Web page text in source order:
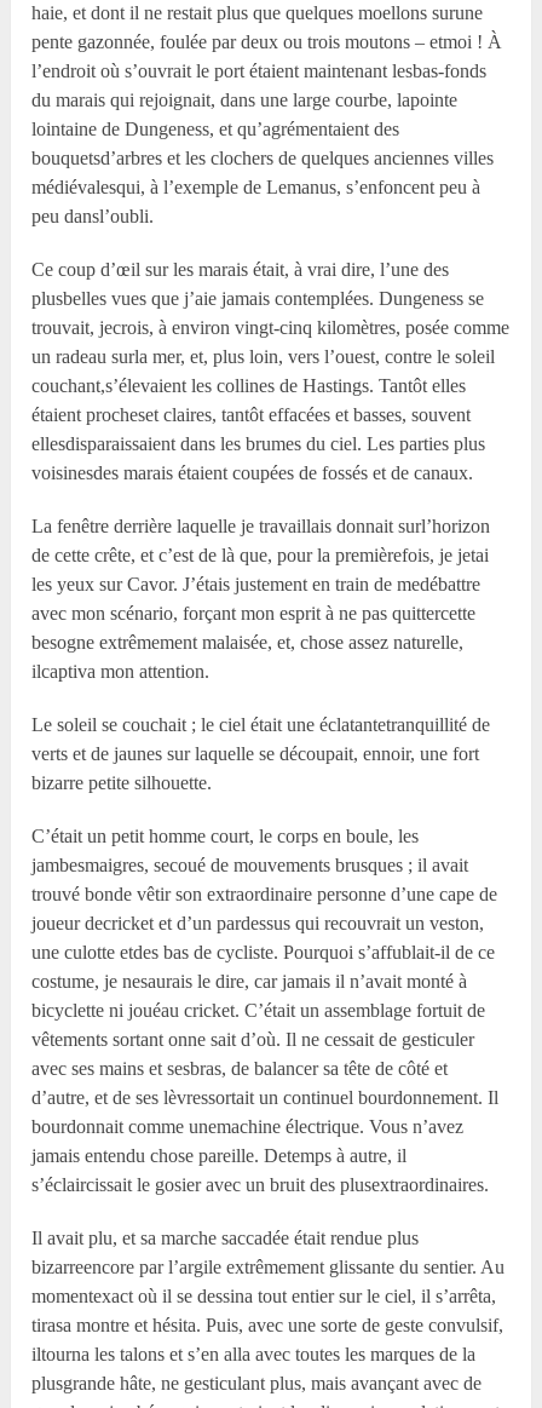
haie, et dont il ne restait plus que quelques moellons surune
pente gazonnée, foulée par deux ou trois moutons – etmoi ! À
l’endroit où s’ouvrait le port étaient maintenant lesbas-fonds
du marais qui rejoignait, dans une large courbe, lapointe
lointaine de Dungeness, et qu’agrémentaient des
bouquetsd’arbres et les clochers de quelques anciennes villes
médiévalesqui, à l’exemple de Lemanus, s’enfoncent peu à
peu dansl’oubli.
Ce coup d’œil sur les marais était, à vrai dire, l’une des
plusbelles vues que j’aie jamais contemplées. Dungeness se
trouvait, jecrois, à environ vingt-cinq kilomètres, posée comme
un radeau surla mer, et, plus loin, vers l’ouest, contre le soleil
couchant,s’élevaient les collines de Hastings. Tantôt elles
étaient procheset claires, tantôt effacées et basses, souvent
ellesdisparaissaient dans les brumes du ciel. Les parties plus
voisinesdes marais étaient coupées de fossés et de canaux.
La fenêtre derrière laquelle je travaillais donnait surl’horizon
de cette crête, et c’est de là que, pour la premièrefois, je jetai
les yeux sur Cavor. J’étais justement en train de medébattre
avec mon scénario, forçant mon esprit à ne pas quittercette
besogne extrêmement malaisée, et, chose assez naturelle,
ilcaptiva mon attention.
Le soleil se couchait ; le ciel était une éclatantetranquillité de
verts et de jaunes sur laquelle se découpait, ennoir, une fort
bizarre petite silhouette.
C’était un petit homme court, le corps en boule, les
jambesmaigres, secoué de mouvements brusques ; il avait
trouvé bonde vêtir son extraordinaire personne d’une cape de
joueur decricket et d’un pardessus qui recouvrait un veston,
une culotte etdes bas de cycliste. Pourquoi s’affublait-il de ce
costume, je nesaurais le dire, car jamais il n’avait monté à
bicyclette ni jouéau cricket. C’était un assemblage fortuit de
vêtements sortant onne sait d’où. Il ne cessait de gesticuler
avec ses mains et sesbras, de balancer sa tête de côté et
d’autre, et de ses lèvressortait un continuel bourdonnement. Il
bourdonnait comme unemachine électrique. Vous n’avez
jamais entendu chose pareille. Detemps à autre, il
s’éclaircissait le gosier avec un bruit des plusextraordinaires.
Il avait plu, et sa marche saccadée était rendue plus
bizarreencore par l’argile extrêmement glissante du sentier. Au
momentexact où il se dessina tout entier sur le ciel, il s’arrêta,
tirasa montre et hésita. Puis, avec une sorte de geste convulsif,
iltourna les talons et s’en alla avec toutes les marques de la
plusgrande hâte, ne gesticulant plus, mais avançant avec de